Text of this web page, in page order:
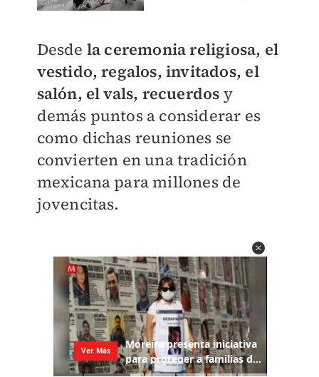
Desde la ceremonia religiosa, el
vestido, regalos, invitados, el
salón, el vals, recuerdos y
demás puntos a considerar es
como dichas reuniones se
convierten en una tradición
mexicana para millones de
jovencitas.